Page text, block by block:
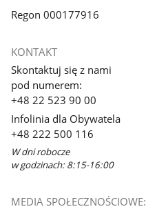
Regon 000177916
KONTAKT
Skontaktuj się z nami
pod numerem:
+48 22 523 90 00
Infolinia dla Obywatela
+48 222 500 116
W dni robocze
w godzinach: 8:15-16:00
MEDIA SPOŁECZNOŚCIOWE: